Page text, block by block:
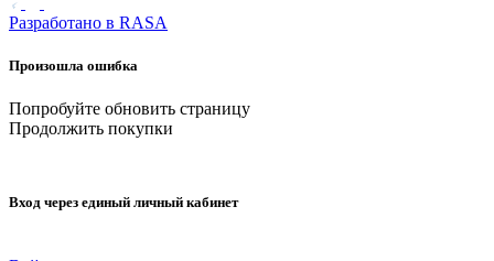
Разработано в RASA
Произошла ошибка
Попробуйте обновить страницу
Продолжить покупки
Вход через единый личный кабинет